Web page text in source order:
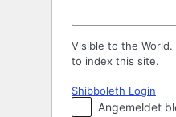
Visible to the
to index this site.
Shibboleth Login
Angemeldet